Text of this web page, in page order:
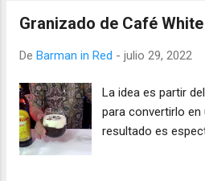
Granizado de Café
De Barman in Red - julio 29, 2022
La idea es partir
para convertirlo en
resultado es